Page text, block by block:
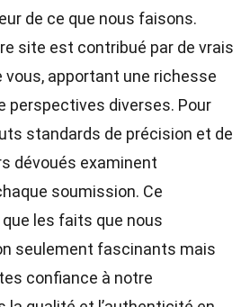
de ce que nous faisons.
site est contribué par de vrais
apportant une richesse
perspectives diverses. Pour
standards de précision et de
dévoués examinent
soumission. Ce
les faits que nous
seulement fascinants mais
confiance à notre